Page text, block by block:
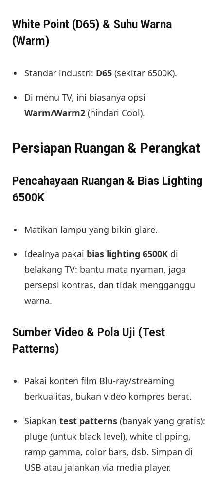
White Point (D65) & Suhu Warna
(Warm)
Standar industri: D65 (sekitar 6500K).
Di menu TV, ini biasanya opsi
Warm/Warm2 (hindari Cool).
Persiapan Ruangan & Perangkat
Pencahayaan Ruangan & Bias Lighting
6500K
Matikan lampu yang bikin glare.
Idealnya pakai bias lighting 6500K di
belakang TV: bantu mata nyaman, jaga
persepsi kontras, dan tidak mengganggu
warna.
Sumber Video & Pola Uji (Test
Patterns)
Pakai konten film Blu-ray/streaming
berkualitas, bukan video kompres berat.
Siapkan test patterns (banyak yang gratis):
pluge (untuk black level), white clipping,
ramp gamma, color bars, dsb. Simpan di
USB atau jalankan via media player.